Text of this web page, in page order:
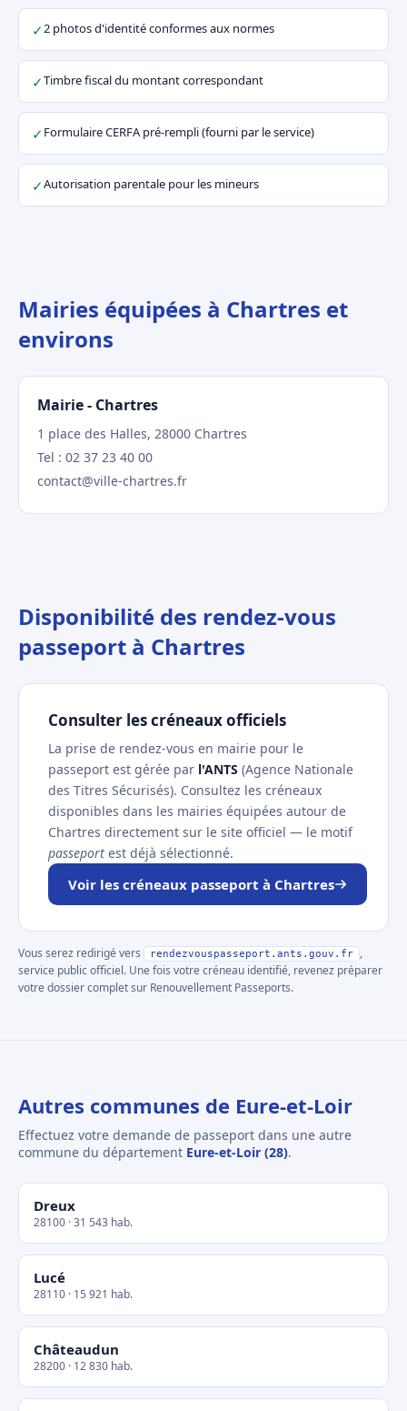
✓2 photos d'identité conformes aux normes
✓Timbre fiscal du montant correspondant
✓ Formulaire CERFA pré-rempli (fourni par le service)
✓Autorisation parentale pour les mineurs
Mairies équipées à Chartres et
environs
Mairie - Chartres
1 place des Halles, 28000 Chartres
Tel : 02 37 23 40 00
contact@ville-chartres.fr
Disponibilité des rendez-vous
passeport à Chartres
Consulter les créneaux officiels
La prise de rendez-vous en mairie pour le
passeport est gérée par l'ANTS (Agence Nationale
des Titres Sécurisés). Consultez les créneaux
disponibles dans les mairies équipées autour de
Chartres directement sur le site officiel — le motif
passeport est déjà sélectionné.
Voir les créneaux passeport à Chartres
Vous serez redirigé vers rendezvouspasseport.ants.gouv.fr
,
service public officiel. Une fois votre créneau identifié, revenez préparer
votre dossier complet sur Renouvellement Passeports.
Autres communes de Eure-et-Loir
Effectuez votre demande de passeport dans une autre
commune du département Eure-et-Loir (28).
Dreux
28100 · 31 543 hab.
Lucé
28110 · 15 921 hab.
Châteaudun
28200 · 12 830 hab.